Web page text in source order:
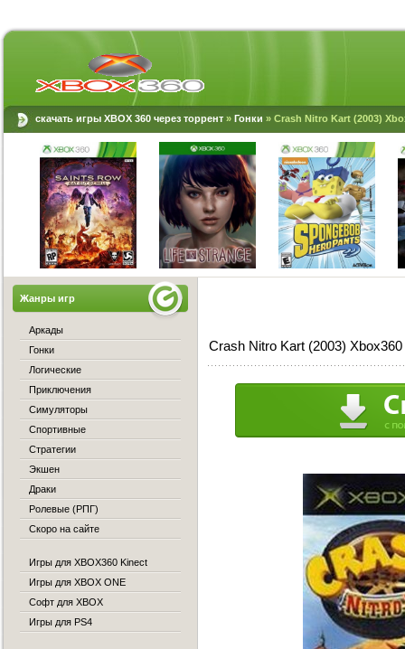
скачать игры XBOX 360 через торрент » Гонки » Crash Nitro Kart (2003)
Crash Nitro Kart (2003) Xbox360
Жанры игр
Аркады
Гонки
Логические
Приключения
Симуляторы
Спортивные
Стратегии
Экшен
Драки
Ролевые (РПГ)
Скоро на сайте
Игры для XBOX360 Kinect
Игры для XBOX ONE
Софт для XBOX
Игры для PS4